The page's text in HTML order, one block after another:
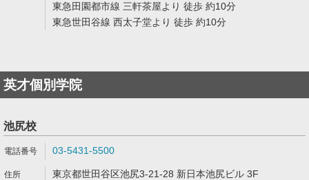
東急田園都市線 三軒茶屋より 徒歩 約10分
東急世田谷線 西太子堂より 徒歩 約10分
英才個別学院
池尻校
03-5431-5500
東京都世田谷区池尻3-21-28 新日本池尻ビル 3F